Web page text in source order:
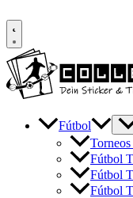
Fútbol
Fútbol
Fútbol
Fútbol